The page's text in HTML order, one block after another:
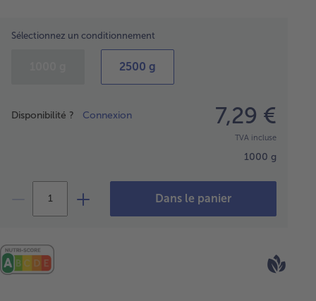
Sélectionnez un conditionnement
2500 g
Disponibilité ? Connexion 7,29 €
TVA incluse
1000 g
Dans le panier